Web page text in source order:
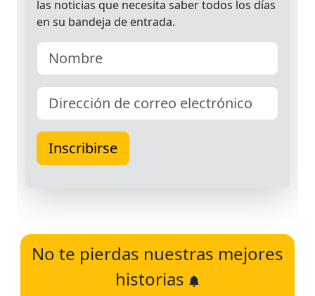
No te pierdas nuestras mejores
historias